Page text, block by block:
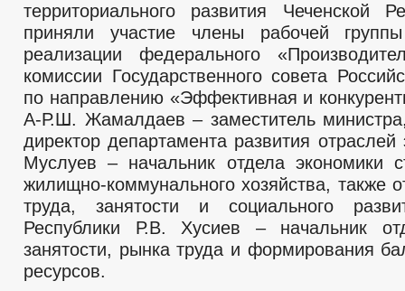
территориального развития Чеченской
приняли участие члены рабочей
реализации федерального
комиссии Государственного совета
по направлению «Эффективная и
А-Р.Ш. Жамалдаев – заместитель
директор департамента развития
Муслуев – начальник отдела экономики
жилищно-коммунального хозяйства, также
труда, занятости и социального
Республики Р.В. Хусиев – начальник
занятости, рынка труда и формирования
ресурсов.